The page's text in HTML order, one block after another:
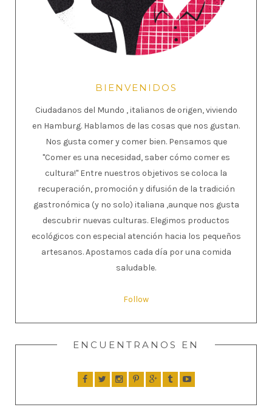
BIENVENIDOS
Ciudadanos del Mundo , italianos de origen, viviendo
en Hamburg. Hablamos de las cosas que nos gustan.
Nos gusta comer y comer bien. Pensamos que
"Comer es una necesidad, saber cómo comer es
cultura!" Entre nuestros objetivos se coloca la
recuperación, promoción y difusión de la tradición
gastronómica (y no solo) italiana ,aunque nos gusta
descubrir nuevas culturas. Elegimos productos
ecológicos con especial atención hacia los pequeños
artesanos. Apostamos cada día por una comida
saludable.
Follow
ENCUENTRANOS EN